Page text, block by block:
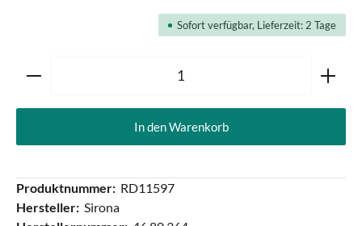
Sofort verfügbar, Lieferzeit: 2 Tage
Produkt Anzahl: Gib den gewünschten Wert ein oder
In den Warenkorb
Produktnummer: RD11597
Hersteller: Sirona